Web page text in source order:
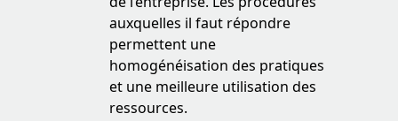
auxquelles il faut répondre
permettent une
homogénéisation des pratiques
et une meilleure utilisation des
ressources.